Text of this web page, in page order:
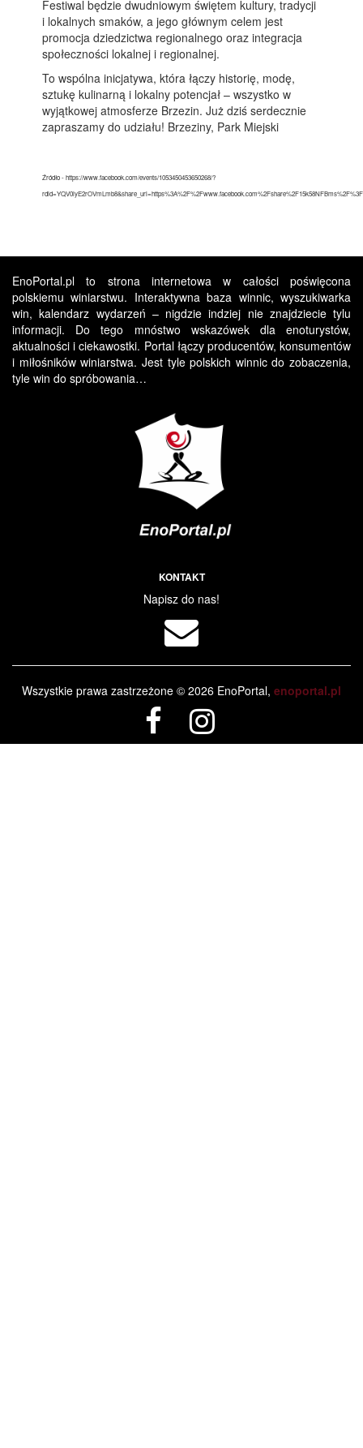
Festiwal będzie dwudniowym świętem kultury, tradycji
i lokalnych smaków, a jego głównym celem jest
promocja dziedzictwa regionalnego oraz integracja
społeczności lokalnej i regionalnej.
To wspólna inicjatywa, która łączy historię, modę,
sztukę kulinarną i lokalny potencjał – wszystko w
wyjątkowej atmosferze Brzezin. Już dziś serdecznie
zapraszamy do udziału! Brzeziny, Park Miejski
Źródło - https://www.facebook.com/events/1053450453650268/?
EnoPortal.pl to strona internetowa w całości poświęcona
polskiemu winiarstwu. Interaktywna baza winnic, wyszukiwarka
win, kalendarz wydarzeń – nigdzie indziej nie znajdziecie tylu
informacji. Do tego mnóstwo wskazówek dla enoturystów,
aktualności i ciekawostki. Portal łączy producentów, konsumentów
i miłośników winiarstwa. Jest tyle polskich winnic do zobaczenia,
tyle win do spróbowania…
KONTAKT
Napisz do nas!
Wszystkie prawa zastrzeżone © 2026 EnoPortal, enoportal.pl